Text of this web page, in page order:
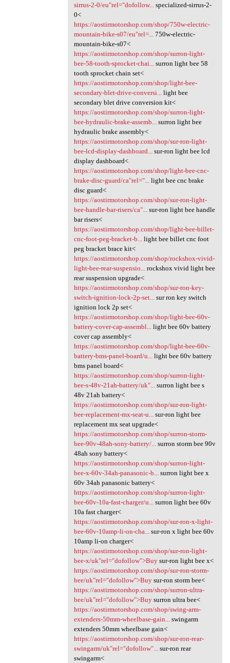
sirrus-2-0/eu"rel="dofollow...specialized-sirrus-2-
0<
https://aostirmotorshop.com/shop/750w-electric-
mountain-bike-s07/eu"rel=...750w-electric-
mountain-bike-s07<
https://aostirmotorshop.com/shop/surron-light-
bee-58-tooth-sprocket-chai...surron light bee 58
tooth sprocket chain set<
https://aostirmotorshop.com/shop/light-bee-
secondary-blet-drive-conversi...light bee
secondary blet drive conversion kit<
https://aostirmotorshop.com/shop/surron-light-
bee-hydraulic-brake-assemb...surron light bee
hydraulic brake assembly<
https://aostirmotorshop.com/shop/sur-ron-light-
bee-lcd-display-dashboard...sur-ron light bee lcd
display dashboard<
https://aostirmotorshop.com/shop/light-bee-cnc-
brake-disc-guard/ca"rel="...light bee cnc brake
disc guard<
https://aostirmotorshop.com/shop/sur-ron-light-
bee-handle-bar-risers/ca"...sur-ron light bee handle
bar risers<
https://aostirmotorshop.com/shop/light-bee-billet-
cnc-foot-peg-bracket-b...light bee billet cnc foot
peg bracket brace kit<
https://aostirmotorshop.com/shop/rockshox-vivid-
light-bee-rear-suspensio...rockshox vivid light bee
rear suspension upgrade<
https://aostirmotorshop.com/shop/sur-ron-key-
switch-ignition-lock-2p-set...sur ron key switch
ignition lock 2p set<
https://aostirmotorshop.com/shop/light-bee-60v-
battery-cover-cap-assembl...light bee 60v battery
cover cap assembly<
https://aostirmotorshop.com/shop/light-bee-60v-
battery-bms-panel-board/u...light bee 60v battery
bms panel board<
https://aostirmotorshop.com/shop/surron-light-
bee-s-48v-21ah-battery/uk"...surron light bee s
48v 21ah battery<
https://aostirmotorshop.com/shop/sur-ron-light-
bee-replacement-mx-seat-u...sur-ron light bee
replacement mx seat upgrade<
https://aostirmotorshop.com/shop/surron-storm-
bee-90v-48ah-sony-battery/...surron storm bee 90v
48ah sony battery<
https://aostirmotorshop.com/shop/surron-light-
bee-x-60v-34ah-panasonic-b...surron light bee x
60v 34ah panasonic battery<
https://aostirmotorshop.com/shop/surron-light-
bee-60v-10a-fast-charger/u...surron light bee 60v
10a fast charger<
https://aostirmotorshop.com/shop/sur-ron-x-light-
bee-60v-10amp-li-on-cha...sur-ron x light bee 60v
10amp li-on charger<
https://aostirmotorshop.com/shop/sur-ron-light-
bee-x/uk"rel="dofollow">Buysur-ron light bee x<
https://aostirmotorshop.com/shop/sur-ron-storm-
bee/uk"rel="dofollow">Buysur-ron storm bee<
https://aostirmotorshop.com/shop/surron-ultra-
bee/uk"rel="dofollow">Buysurron ultra bee<
https://aostirmotorshop.com/shop/swing-arm-
extenders-50mm-wheelbase-gain...swingarm
extenders 50mm wheelbase gain<
https://aostirmotorshop.com/shop/sur-ron-rear-
swingarm/uk"rel="dofollow"...sur-ron rear
swingarm<